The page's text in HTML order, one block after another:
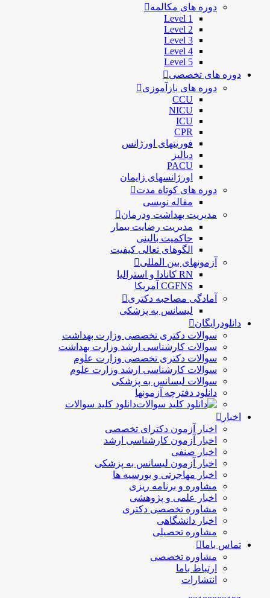
دوره های مکالمه
Level 1
Level 2
Level 3
Level 4
Level 5
دوره های تخصصی
دوره های بازآموزی
CCU
NICU
ICU
CPR
فوریتهای اورژانس
دیالیز
PACU
اورژانسهای زایمان
دوره های کوتاه مدت
مقاله نویسی
مدیریت بهداشت ودرمان
مديريت رضايت بيمار
حاكميت بالينی
الگوهای تعالی کيفيت
آزمونهای بین المللی
RN کانادا و استرالیا
CGFNS آمریکا
آمادگی مصاحبه دکتری
لیسانس به پزشکی
دانلودرایگان
سوالات دکتری تخصصی وزارت بهداشت
سوالات کارشناسی ارشد وزارت بهداشت
سوالات دکتری تخصصی وزارت علوم
سوالات کارشناسی ارشد وزارت علوم
سوالات لیسانس به پزشکی
دانلود دفترچه آزمونها
دانلود کلید سوالات
اخبار
اخبار آزمون دکترای تخصصی
اخبار آزمون کارشناسی ارشد
اخبار صنفی
اخبار آزمون لیسانس به پزشکی
اخبار مهاجرتی و بورسیه ها
مشاوره و برنامه ریزی
اخبار علمی و پژوهشی
مشاوره تخصصی دکتری
اخبار دانشگاهی
مشاوره تحصیلی
تماس باما
مشاوره تخصصی
ارتباط باما
انتشارات